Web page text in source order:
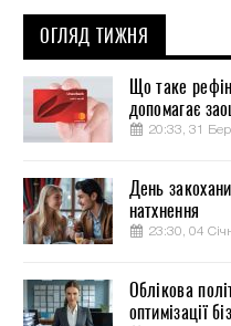
ОГЛЯД ТИЖНЯ
Що таке
допомагає
20:33, 31
День
натхнення
23:30, 04
Облікова
оптимізації